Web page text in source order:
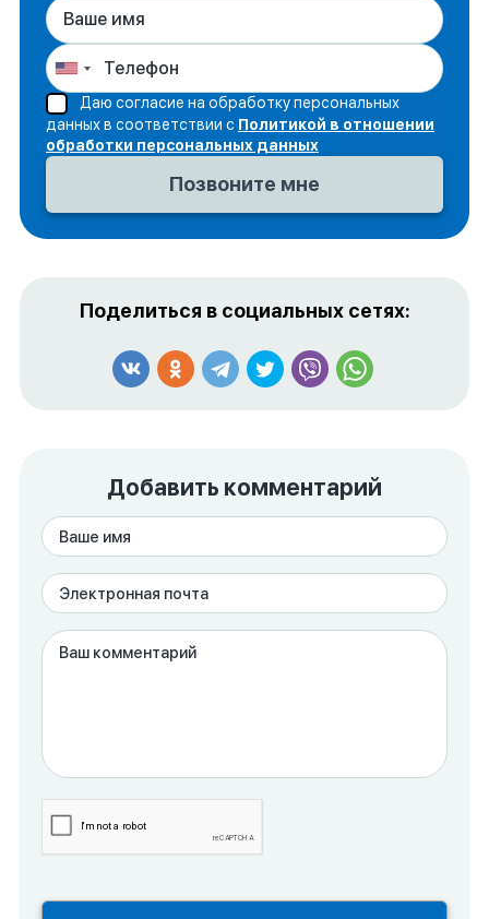
Даю согласие на обработку персональных
данных в соответствии с Политикой в отношении
обработки персональных данных
Поделиться в социальных сетях:
Добавить комментарий